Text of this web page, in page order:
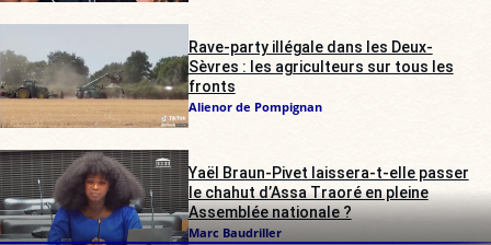
Rave-party illégale dans les Deux-
Sèvres : les agriculteurs sur tous les
fronts
Alienor de Pompignan
Yaël Braun-Pivet laissera-t-elle passer
le chahut d’Assa Traoré en pleine
Assemblée nationale ?
Marc Baudriller